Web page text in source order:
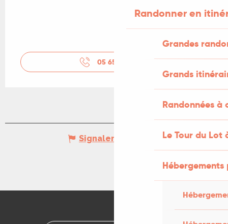
Randonner en
Grandes
Grands
Randonnées
Le Tour du Lot
05 65 41 26
Signaler une erreur